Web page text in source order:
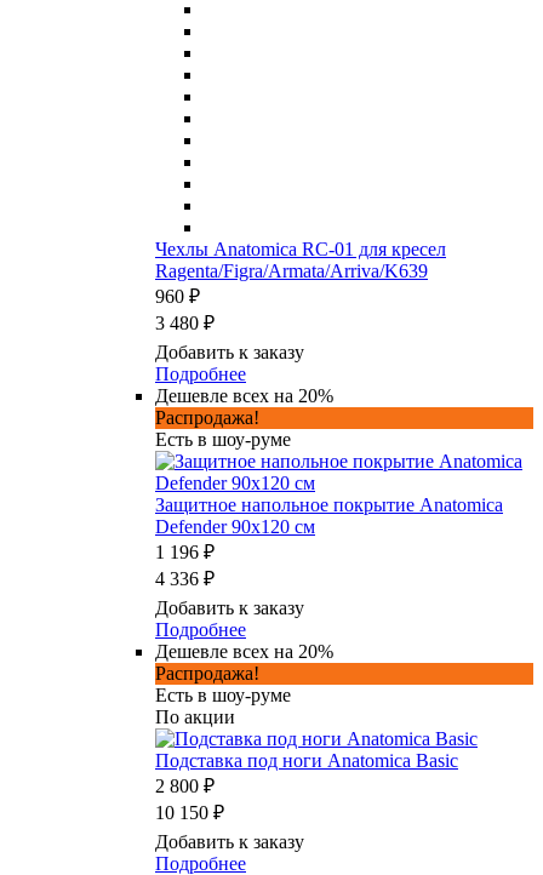
Чехлы Anatomica RC-01 для кресел
Ragenta/Figra/Armata/Arriva/K639
960 ₽
3 480 ₽
Добавить к заказу
Подробнее
Дешевле всех на 20%
Распродажа!
Есть в шоу-руме
Защитное напольное покрытие Anatomica
Defender 90x120 см
1 196 ₽
4 336 ₽
Добавить к заказу
Подробнее
Дешевле всех на 20%
Распродажа!
Есть в шоу-руме
По акции
Подставка под ноги Anatomica Basic
2 800 ₽
10 150 ₽
Добавить к заказу
Подробнее